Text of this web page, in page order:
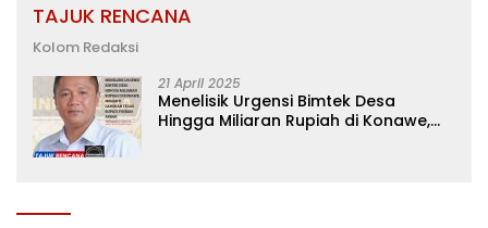
TAJUK RENCANA
Kolom Redaksi
21 April 2025
Menelisik Urgensi Bimtek Desa
Hingga Miliaran Rupiah di Konawe,